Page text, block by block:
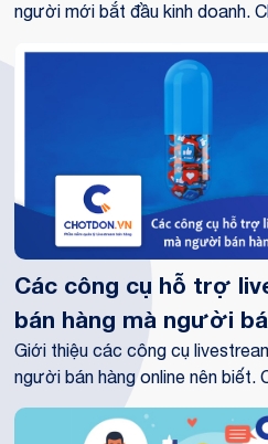
người mới bắt đầu kinh doanh.
Các công cụ hỗ trợ
bán hàng mà người
online nên biết
Giới thiệu các công cụ
người bán hàng online nên biết.
ngay!